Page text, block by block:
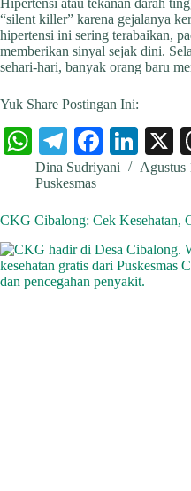
Hipertensi atau tekanan darah
“silent killer” karena gejalanya
hipertensi ini sering terabaikan,
memberikan sinyal sejak dini.
sehari-hari, banyak orang baru
Yuk Share Postingan Ini:
W
ha
ts
A
pp
Te
le
gr
a
m
Fa
ce
ok
Li
nk
In
Dina Sudriyani
Agustus
Puskesmas
CKG Cibalong: Cek Kesehatan,